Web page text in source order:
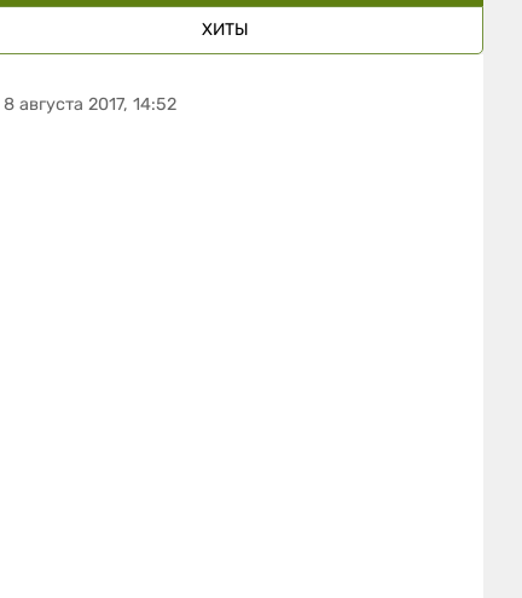
ХИТЫ
8 августа 2017, 14:52